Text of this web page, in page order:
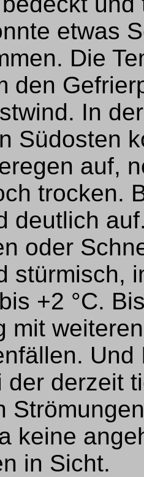
etwas
Die
den
In
Südosten
auf,
trocken.
deutlich
oder
stürmisch,
+2 °C.
mit
der derzeit
keine
in Sicht.